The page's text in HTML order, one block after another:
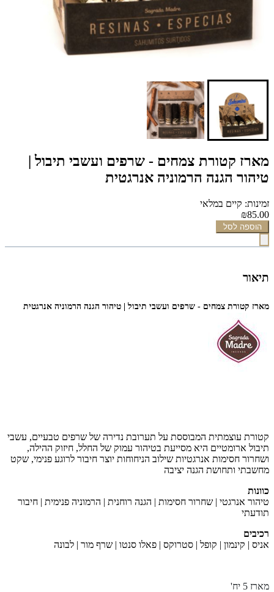
מארז קטורת צמחים - שרפים ועשבי תיבול |
טיהור הגנה הרמוניה אנרגטית
זמינות: קיים במלאי
₪85.00
הוספה לסל
תיאור
מארז קטורת צמחים - שרפים ועשבי תיבול | טיהור הגנה הרמוניה אנרגטית
קטורת עוצמתית המבוססת על תערובת נדירה של שרפים טבעיים, עשבי
תיבול ארומטיים היא מסייעת בטיהור עמוק של החלל, חיזוק ההילה,
ושחרור חסימות אנרגטיות שילוב הניחוחות יוצר חיבור לרוגע פנימי, שקט
מחשבתי ותחושת הגנה יציבה
כוונות
טיהור אנרגטי | שחרור חסימות | הגנה רוחנית | הרמוניה פנימית | חיבור
תודעתי
רכיבים
אניס | קינמון | קופל | סטרוקס | פאלו סנטו | שרף מור | לבונה
מארז 5 יח'